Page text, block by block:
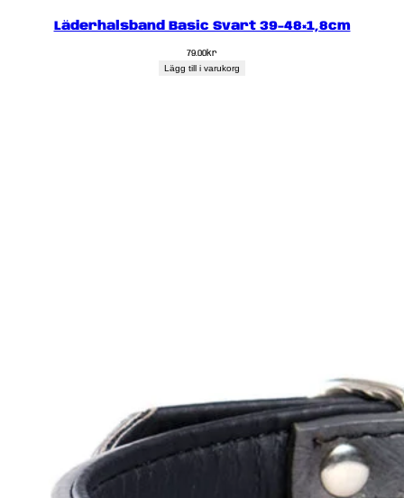
Läderhalsband Basic Svart 39-48×1,8cm
79.00kr
Lägg till i varukorg